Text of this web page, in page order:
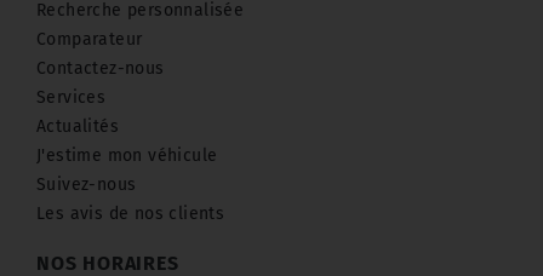
Recherche personnalisée
Comparateur
Contactez-nous
Services
Actualités
J'estime mon véhicule
Suivez-nous
Les avis de nos clients
NOS HORAIRES